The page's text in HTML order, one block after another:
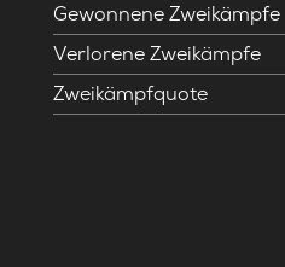
Gewonnene Zweikämpfe
Verlorene Zweikämpfe
Zweikämpfquote